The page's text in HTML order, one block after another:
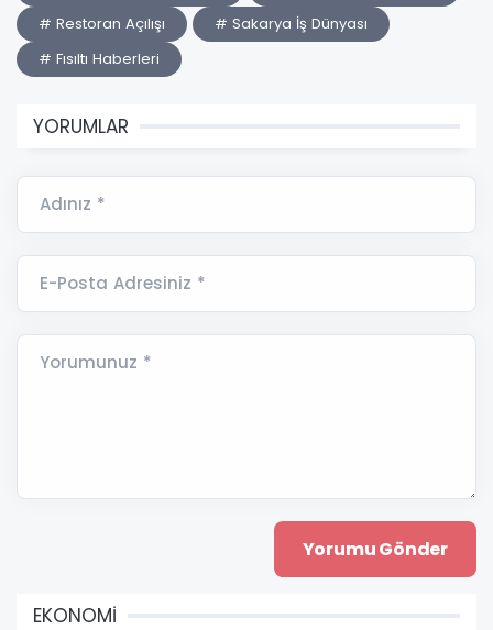
# Restoran Açılışı
# Sakarya İş Dünyası
# Fısıltı Haberleri
YORUMLAR
Adınız *
E-Posta Adresiniz *
Yorumunuz *
EKONOMİ